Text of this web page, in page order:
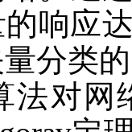
响应
分类
法对网